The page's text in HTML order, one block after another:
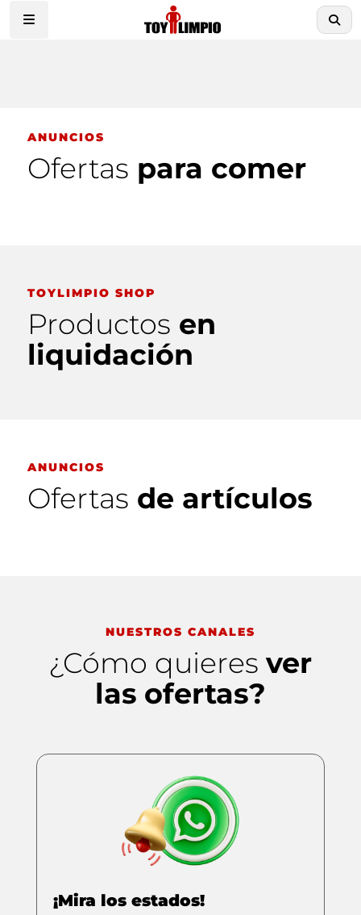
ANUNCIOS
Ofertas para comer
TOYLIMPIO SHOP
Productos en
liquidación
ANUNCIOS
Ofertas de artículos
NUESTROS CANALES
¿Cómo quieresver
las ofertas?
¡Mira los estados!